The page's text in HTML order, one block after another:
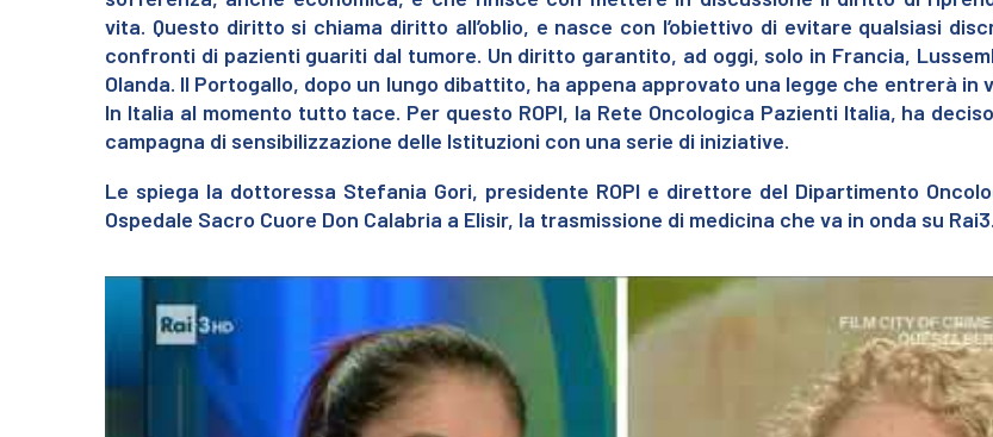
vita. Questo diritto si chiama diritto all’oblio, e nasce con l’obiettivo di evitare qualsiasi
confronti di pazienti guariti dal tumore. Un diritto garantito, ad oggi, solo in Francia,
Olanda. Il Portogallo, dopo un lungo dibattito, ha appena approvato una legge che entrerà in
In Italia al momento tutto tace. Per questo ROPI, la Rete Oncologica Pazienti Italia, ha
campagna di sensibilizzazione delle Istituzioni con una serie di iniziative.
Le spiega la dottoressa Stefania Gori, presidente ROPI e direttore del Dipartimento
Ospedale Sacro Cuore Don Calabria a Elisir, la trasmissione di medicina che va in onda su Rai3.